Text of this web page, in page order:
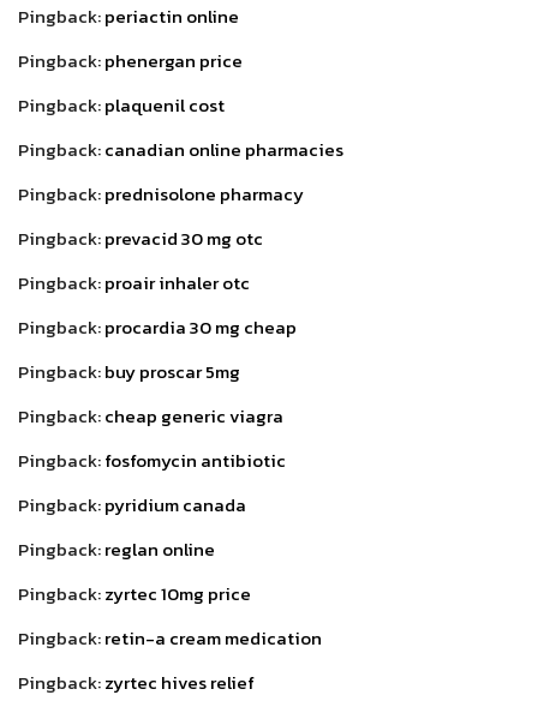
Pingback:periactin online
Pingback:phenergan price
Pingback:plaquenil cost
Pingback:canadian online pharmacies
Pingback:prednisolone pharmacy
Pingback:prevacid 30 mg otc
Pingback:proair inhaler otc
Pingback:procardia 30 mg cheap
Pingback:buy proscar 5mg
Pingback:cheap generic viagra
Pingback:fosfomycin antibiotic
Pingback:pyridium canada
Pingback:reglan online
Pingback:zyrtec 10mg price
Pingback:retin-a cream medication
Pingback:zyrtec hives relief